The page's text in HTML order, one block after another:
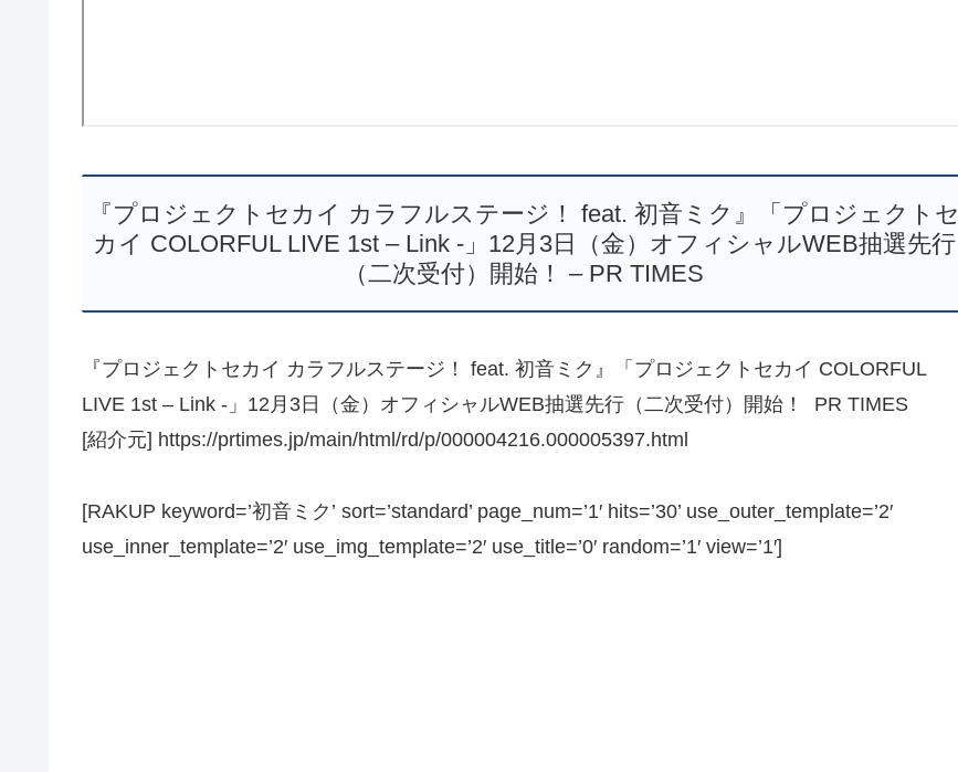
『プロジェクトセカイ カラフルステージ！ feat. 初音ミク』「プロジェクトセ
カイ COLORFUL LIVE 1st – Link -」12月3日（金）オフィシャルWEB抽選先行
（二次受付）開始！ – PR TIMES
『プロジェクトセカイ カラフルステージ！ feat. 初音ミク』「プロジェクトセカイ COLORFUL
LIVE 1st – Link -」12月3日（金）オフィシャルWEB抽選先行（二次受付）開始！ PR TIMES
[紹介元] https://prtimes.jp/main/html/rd/p/000004216.000005397.html
[RAKUP keyword=’初音ミク’ sort=’standard’ page_num=’1′ hits=’30’ use_outer_template=’2′
use_inner_template=’2′ use_img_template=’2′ use_title=’0′ random=’1′ view=’1′]